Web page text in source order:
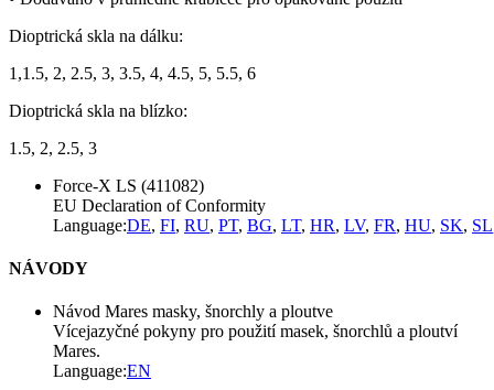
Dioptrická skla na dálku:
1,1.5, 2, 2.5, 3, 3.5, 4, 4.5, 5, 5.5, 6
Dioptrická skla na blízko:
1.5, 2, 2.5, 3
Force-X LS (411082)
EU Declaration of Conformity
Language:DE, FI, RU, PT, BG, LT, HR, LV, FR, HU, SK, SL
NÁVODY
Návod Mares masky, šnorchly a ploutve
Vícejazyčné pokyny pro použití masek, šnorchlů a ploutví
Mares.
Language:EN